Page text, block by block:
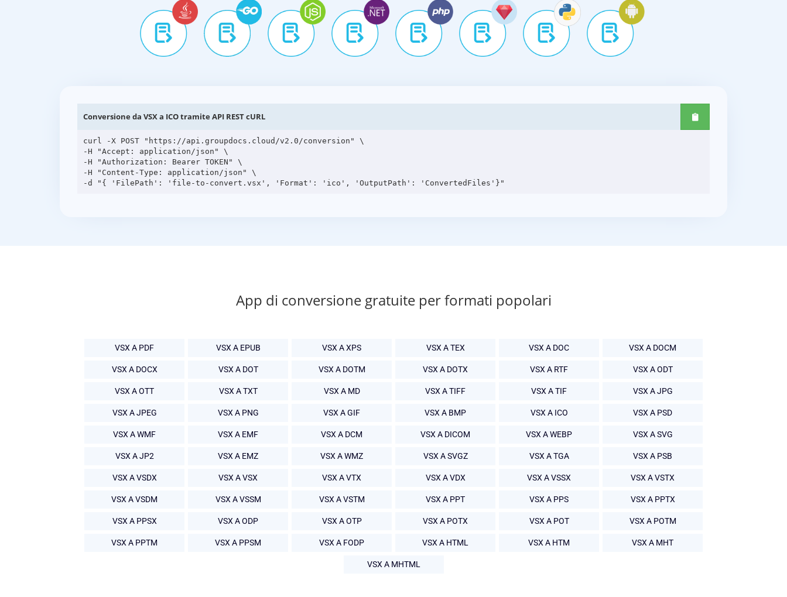
Conversione da VSX a ICO tramite API REST cURL
curl -X POST "https://api.groupdocs.cloud/v2.0/conversion" \
-H "Accept: application/json" \
-H "Authorization: Bearer TOKEN" \
-H "Content-Type: application/json" \
App di conversione gratuite per formati popolari
VSX A PDF VSX A EPUB VSX A XPS VSX A TEX VSX A DOC VSX A DOCM
VSX A DOCX VSX A DOT VSX A DOTM VSX A DOTX VSX A RTF VSX A ODT
VSX A OTT VSX A TXT VSX A MD VSX A TIFF VSX A TIF VSX A JPG
VSX A JPEG VSX A PNG VSX A GIF VSX A BMP VSX A ICO VSX A PSD
VSX A WMF VSX A EMF VSX A DCM VSX A DICOM VSX A WEBP VSX A SVG
VSX A JP2 VSX A EMZ VSX A WMZ VSX A SVGZ VSX A TGA VSX A PSB
VSX A VSDX VSX A VSX VSX A VTX VSX A VDX VSX A VSSX VSX A VSTX
VSX A VSDM VSX A VSSM VSX A VSTM VSX A PPT VSX A PPS VSX A PPTX
VSX A PPSX VSX A ODP VSX A OTP VSX A POTX VSX A POT VSX A POTM
VSX A PPTM VSX A PPSM VSX A FODP VSX A HTML VSX A HTM VSX A MHT
VSX A MHTML